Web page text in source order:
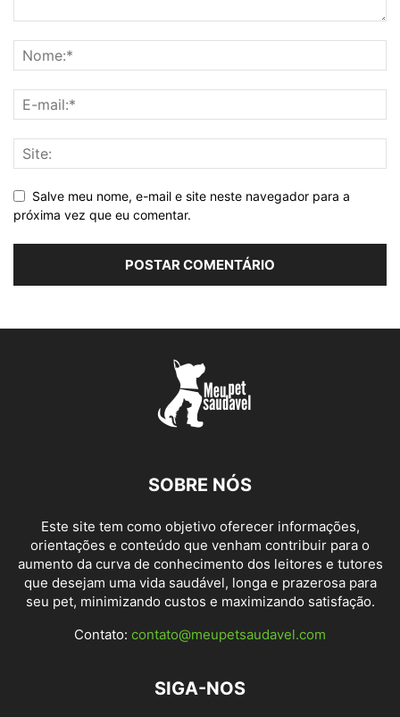
Salve meu nome, e-mail e site neste navegador para a
próxima vez que eu comentar.
SOBRE NÓS
Este site tem como objetivo oferecer informações,
orientações e conteúdo que venham contribuir para o
aumento da curva de conhecimento dos leitores e tutores
que desejam uma vida saudável, longa e prazerosa para
seu pet, minimizando custos e maximizando satisfação.
Contato: contato@meupetsaudavel.com
SIGA-NOS